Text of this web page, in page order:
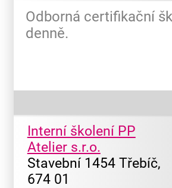
Odborná certifikační
denně.
Interní školení PP
Atelier s.r.o.
Stavební 1454 Třebíč,
674 01